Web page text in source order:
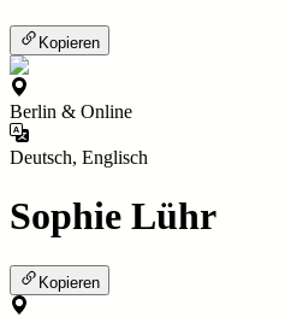
Kopieren
Berlin & Online
Deutsch, Englisch
Sophie Lühr
Kopieren